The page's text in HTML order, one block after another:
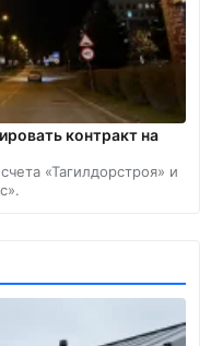
контракт на
«Тагилдорстроя» и